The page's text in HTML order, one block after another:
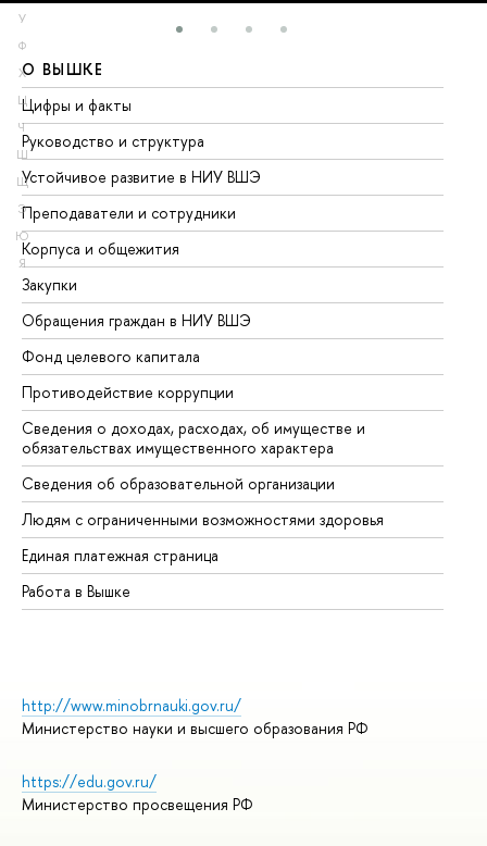
У
Ф
Х
Ц
Ч
Ш
Щ
Э
Ю
Я
О ВЫШКЕ
Цифры и факты
Руководство и структура
Устойчивое развитие в НИУ ВШЭ
Преподаватели и сотрудники
Корпуса и общежития
Закупки
Обращения граждан в НИУ ВШЭ
Фонд целевого капитала
Противодействие коррупции
Сведения о доходах, расходах, об имуществе и
обязательствах имущественного характера
Сведения об образовательной организации
Людям с ограниченными возможностями здоровья
Единая платежная страница
Работа в Вышке
http://www.minobrnauki.gov.ru/
Министерство науки и высшего образования РФ
https://edu.gov.ru/
Министерство просвещения РФ